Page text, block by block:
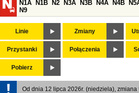
N1A
N1B N2 N3A N3B N4A N4B
N9
Linie Zmiany
Przystanki Połączenia
Pobierz
Od dnia 12 lipca 2026r. (niedziela), zmiana